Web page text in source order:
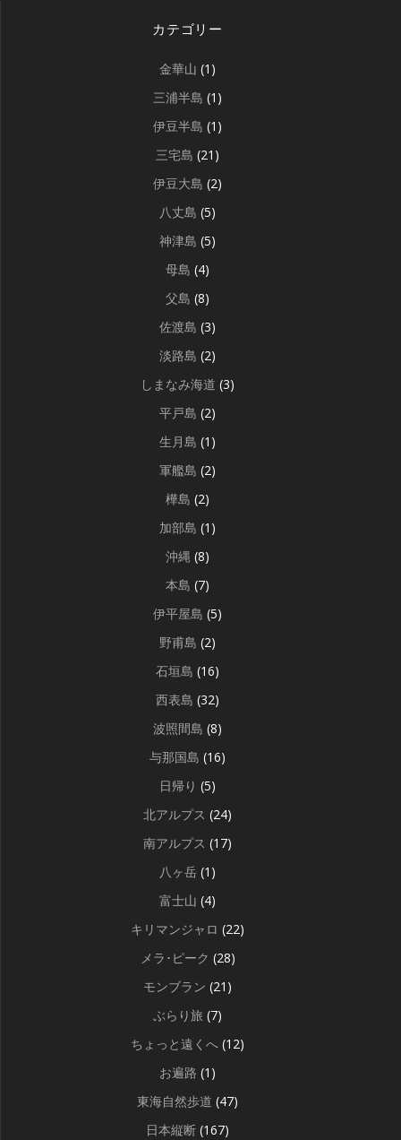
カテゴリー
金華山 (1)
三浦半島 (1)
伊豆半島 (1)
三宅島 (21)
伊豆大島 (2)
八丈島 (5)
神津島 (5)
母島 (4)
父島 (8)
佐渡島 (3)
淡路島 (2)
しまなみ海道 (3)
平戸島 (2)
生月島 (1)
軍艦島 (2)
樺島 (2)
加部島 (1)
沖縄 (8)
本島 (7)
伊平屋島 (5)
野甫島 (2)
石垣島 (16)
西表島 (32)
波照間島 (8)
与那国島 (16)
日帰り (5)
北アルプス (24)
南アルプス (17)
八ヶ岳 (1)
富士山 (4)
キリマンジャロ (22)
メラ･ピーク (28)
モンブラン (21)
ぶらり旅 (7)
ちょっと遠くへ (12)
お遍路 (1)
東海自然歩道 (47)
日本縦断 (167)